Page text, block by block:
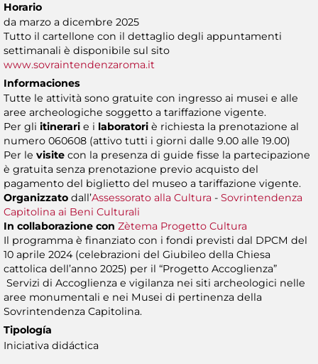
Horario
da marzo a dicembre 2025
Tutto il cartellone con il dettaglio degli appuntamenti
settimanali è disponibile sul sito
www.sovraintendenzaroma.it
Informaciones
Tutte le attività sono gratuite con ingresso ai musei e alle
aree archeologiche soggetto a tariffazione vigente.
Per gli itinerari e i laboratori è richiesta la prenotazione al
numero 060608 (attivo tutti i giorni dalle 9.00 alle 19.00)
Per le visite con la presenza di guide fisse la partecipazione
è gratuita senza prenotazione previo acquisto del
pagamento del biglietto del museo a tariffazione vigente.
Organizzato dall’Assessorato alla Cultura - Sovrintendenza
Capitolina ai Beni Culturali
In collaborazione con Zètema Progetto Cultura
Il programma è finanziato con i fondi previsti dal DPCM del
10 aprile 2024 (celebrazioni del Giubileo della Chiesa
cattolica dell’anno 2025) per il “Progetto Accoglienza”
Servizi di Accoglienza e vigilanza nei siti archeologici nelle
aree monumentali e nei Musei di pertinenza della
Sovrintendenza Capitolina.
Tipología
Iniciativa didáctica